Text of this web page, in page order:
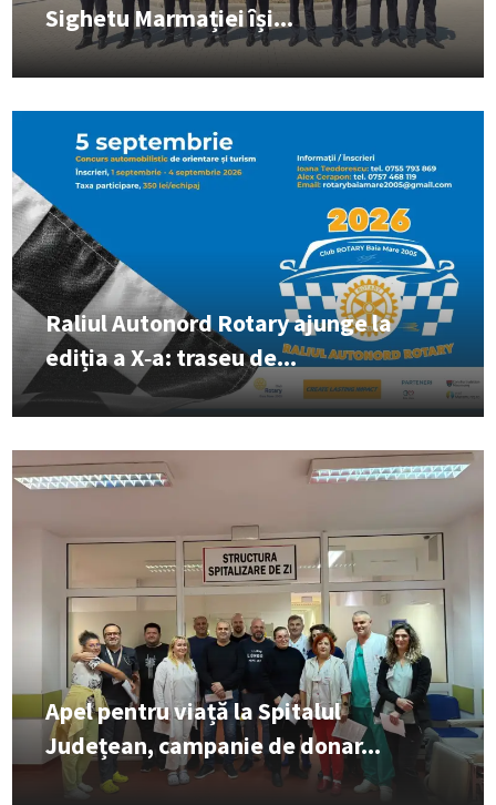
Sighetu Marmației își...
Raliul Autonord Rotary ajunge la
ediția a X‑a: traseu de...
Apel pentru viață la Spitalul
Județean, campanie de donar...